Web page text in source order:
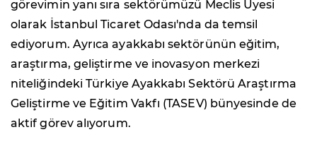
görevimin yanı sıra sektörümüzü Meclis Üyesi
olarak İstanbul Ticaret Odası'nda da temsil
ediyorum. Ayrıca ayakkabı sektörünün eğitim,
araştırma, geliştirme ve inovasyon merkezi
niteliğindeki Türkiye Ayakkabı Sektörü Araştırma
Geliştirme ve Eğitim Vakfı (TASEV) bünyesinde de
aktif görev alıyorum.